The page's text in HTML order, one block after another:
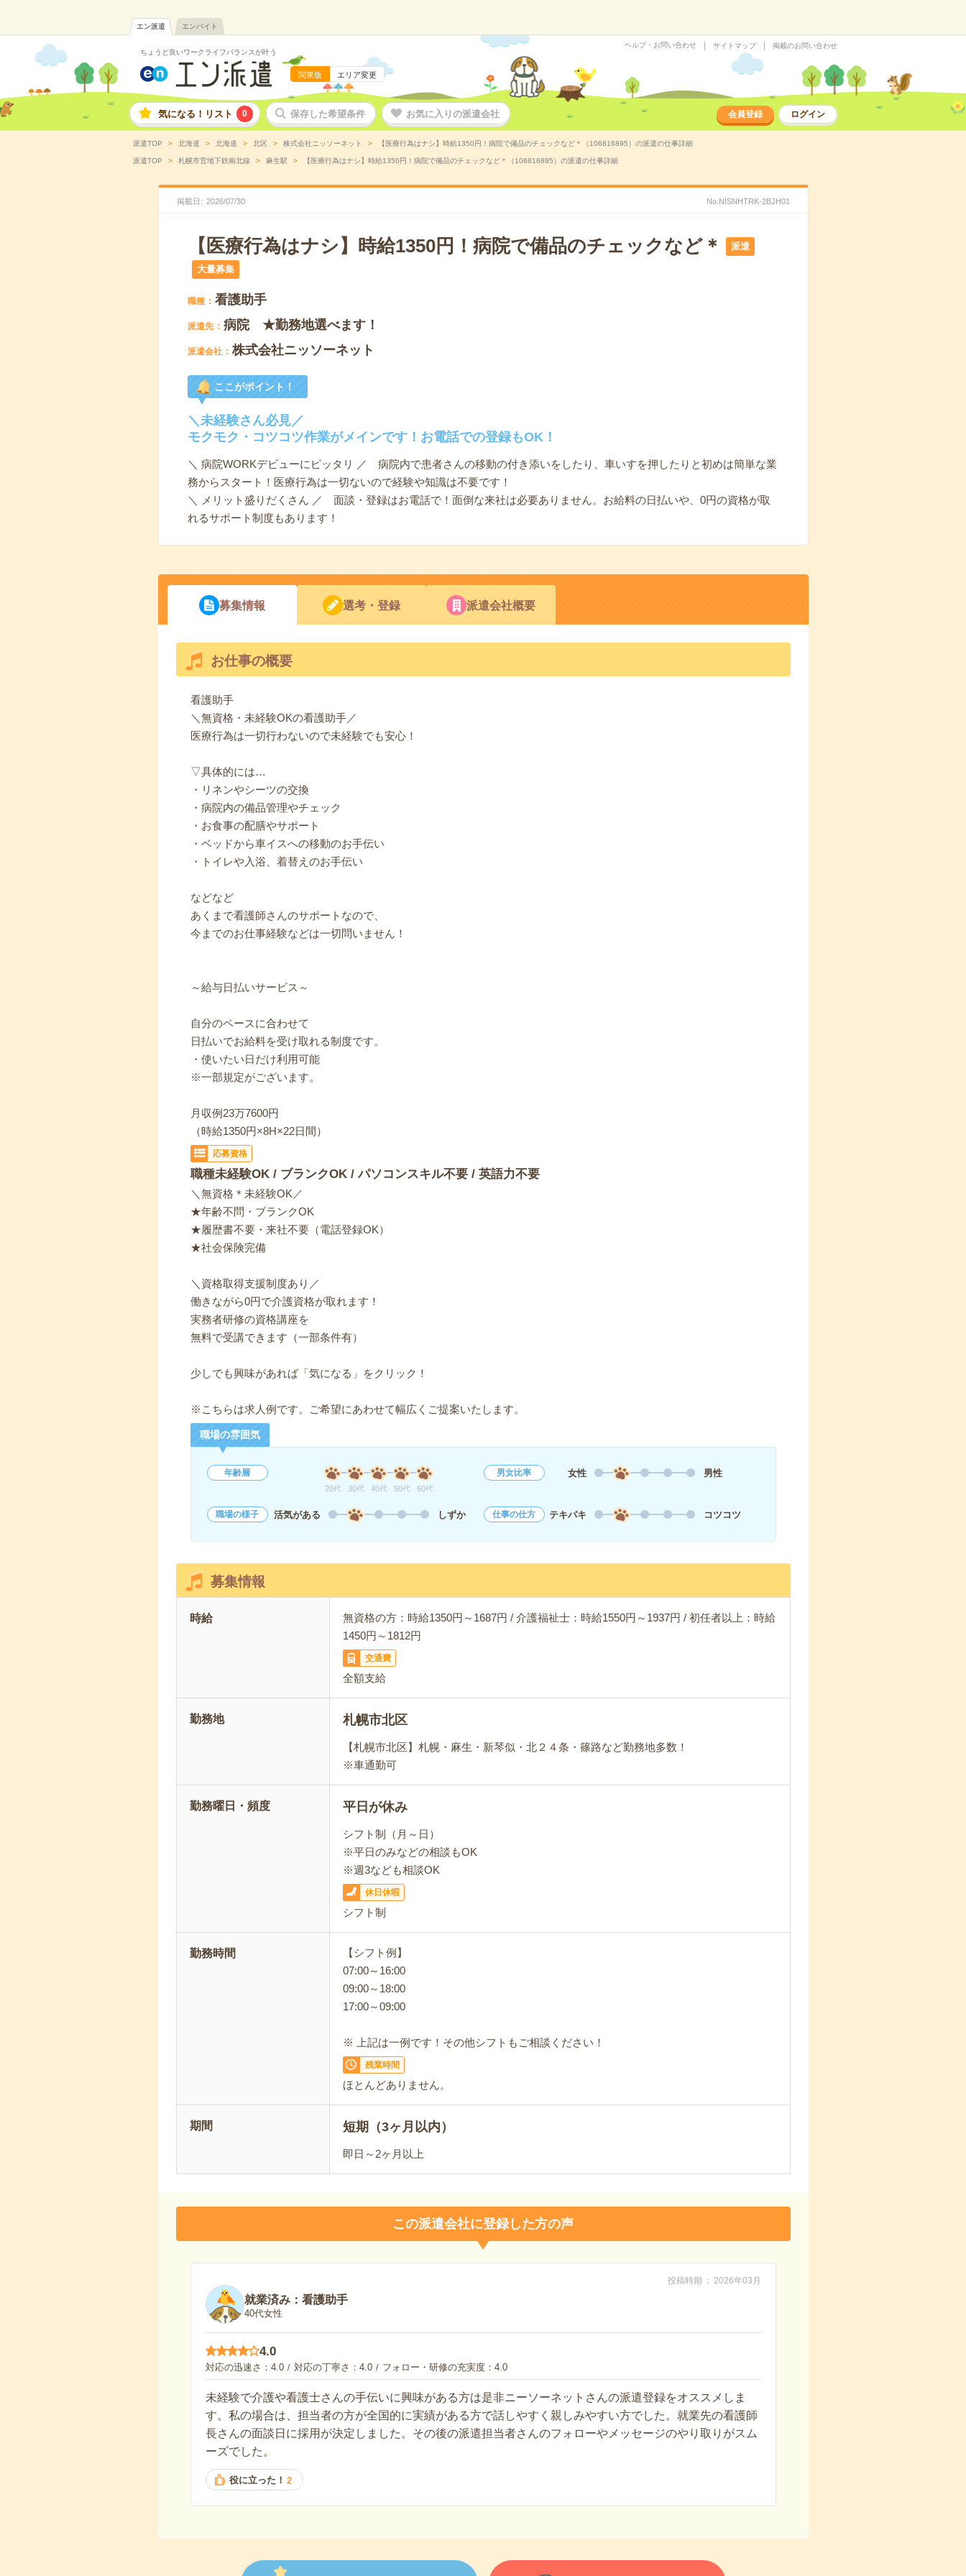
エン派遣 エンバイト
ちょうど良いワークライフバランスが叶う
関東版 エリア変更
ヘルプ・お問い合わせ サイトマップ 掲載のお問い合わせ
気になる！リスト 0 保存した希望条件 お気に入りの派遣会社 会員登録 ログイン
派遣TOP 北海道 北海道 北区 株式会社ニッソーネット 【医療行為はナシ】時給1350円！病院で備品のチェックなど＊（106816895）の派遣の仕事詳細
派遣TOP 札幌市営地下鉄南北線 麻生駅 【医療行為はナシ】時給1350円！病院で備品のチェックなど＊（106816895）の派遣の仕事詳細
掲載日 2026/07/30 No.NISNHTRK-2BJH01
【医療行為はナシ】時給1350円！病院で備品のチェックなど＊ 派遣
大量募集
職種 看護助手
派遣先 病院 ★勤務地選べます！
派遣会社 株式会社ニッソーネット
ここがポイント！
＼未経験さん必見／
モクモク・コツコツ作業がメインです！お電話での登録もOK！
＼ 病院WORKデビューにピッタリ ／ 病院内で患者さんの移動の付き添いをしたり、車いすを押したりと初めは簡単な業
務からスタート！医療行為は一切ないので経験や知識は不要です！
＼ メリット盛りだくさん ／ 面談・登録はお電話で！面倒な来社は必要ありません。お給料の日払いや、0円の資格が取
れるサポート制度もあります！
募集情報 選考・登録 派遣会社概要
お仕事の概要
看護助手
＼無資格・未経験OKの看護助手／
医療行為は一切行わないので未経験でも安心！
▽具体的には…
・リネンやシーツの交換
・病院内の備品管理やチェック
・お食事の配膳やサポート
・ベッドから車イスへの移動のお手伝い
・トイレや入浴、着替えのお手伝い
などなど
あくまで看護師さんのサポートなので、
今までのお仕事経験などは一切問いません！
～給与日払いサービス～
自分のペースに合わせて
日払いでお給料を受け取れる制度です。
・使いたい日だけ利用可能
※一部規定がございます。
月収例23万7600円
（時給1350円×8H×22日間）
応募資格
職種未経験OK / ブランクOK / パソコンスキル不要 / 英語力不要
＼無資格＊未経験OK／
★年齢不問・ブランクOK
★履歴書不要・来社不要（電話登録OK）
★社会保険完備
＼資格取得支援制度あり／
働きながら0円で介護資格が取れます！
実務者研修の資格講座を
無料で受講できます（一部条件有）
少しでも興味があれば「気になる」をクリック！
※こちらは求人例です。ご希望にあわせて幅広くご提案いたします。
職場の雰囲気
年齢層
20代 30代 40代 50代 60代
男女比率 女性 男性
職場の様子 活気がある しずか 仕事の仕方 テキパキ コツコツ
募集情報
時給
無資格の方：時給1350円～1687円 / 介護福祉士：時給1550円～1937円 / 初任者以上：時給
1450円～1812円
交通費
全額支給
勤務地 札幌市北区
【札幌市北区】札幌・麻生・新琴似・北２４条・篠路など勤務地多数！
※車通勤可
勤務曜日・頻度 平日が休み
シフト制（月～日）
※平日のみなどの相談もOK
※週3なども相談OK
休日休暇
シフト制
勤務時間
【シフト例】
07:00～16:00
09:00～18:00
17:00～09:00
※ 上記は一例です！その他シフトもご相談ください！
残業時間
ほとんどありません。
期間 短期（3ヶ月以内）
即日～2ヶ月以上
この派遣会社に登録した方の声
投稿時期 2026年03月
就業済み：看護助手
40代女性
4.0
対応の迅速さ 4.0 対応の丁寧さ 4.0 フォロー・研修の充実度 4.0
未経験で介護や看護士さんの手伝いに興味がある方は是非ニーソーネットさんの派遣登録をオススメしま
す。私の場合は、担当者の方が全国的に実績がある方で話しやすく親しみやすい方でした。就業先の看護師
長さんの面談日に採用が決定しました。その後の派遣担当者さんのフォローやメッセージのやり取りがスム
ーズでした。
役に立った！ 2